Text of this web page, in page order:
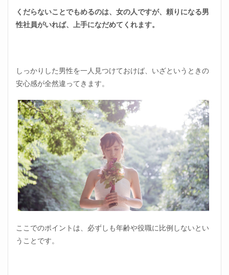
くだらないことでもめるのは、女の人ですが、頼りになる男
性社員がいれば、上手になだめてくれます。
しっかりした男性を一人見つけておけば、いざというときの
安心感が全然違ってきます。
ここでのポイントは、必ずしも年齢や役職に比例しないとい
うことです。